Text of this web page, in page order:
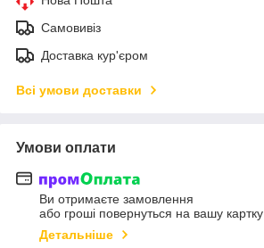
Самовивіз
Доставка кур'єром
Всі умови доставки
Умови оплати
Ви отримаєте замовлення
або гроші повернуться на вашу картку
Детальніше